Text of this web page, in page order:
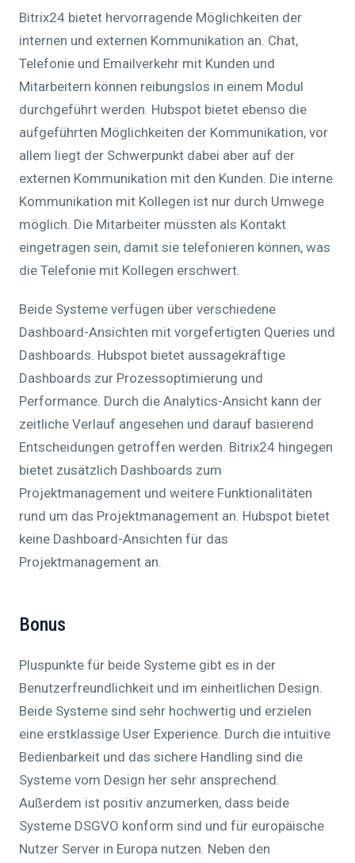
Bitrix24 bietet hervorragende Möglichkeiten der
internen und externen Kommunikation an. Chat,
Telefonie und Emailverkehr mit Kunden und
Mitarbeitern können reibungslos in einem Modul
durchgeführt werden. Hubspot bietet ebenso die
aufgeführten Möglichkeiten der Kommunikation, vor
allem liegt der Schwerpunkt dabei aber auf der
externen Kommunikation mit den Kunden. Die interne
Kommunikation mit Kollegen ist nur durch Umwege
möglich. Die Mitarbeiter müssten als Kontakt
eingetragen sein, damit sie telefonieren können, was
die Telefonie mit Kollegen erschwert.
Beide Systeme verfügen über verschiedene
Dashboard-Ansichten mit vorgefertigten Queries und
Dashboards. Hubspot bietet aussagekräftige
Dashboards zur Prozessoptimierung und
Performance. Durch die Analytics-Ansicht kann der
zeitliche Verlauf angesehen und darauf basierend
Entscheidungen getroffen werden. Bitrix24 hingegen
bietet zusätzlich Dashboards zum
Projektmanagement und weitere Funktionalitäten
rund um das Projektmanagement an. Hubspot bietet
keine Dashboard-Ansichten für das
Projektmanagement an.
Bonus
Pluspunkte für beide Systeme gibt es in der
Benutzerfreundlichkeit und im einheitlichen Design.
Beide Systeme sind sehr hochwertig und erzielen
eine erstklassige User Experience. Durch die intuitive
Bedienbarkeit und das sichere Handling sind die
Systeme vom Design her sehr ansprechend.
Außerdem ist positiv anzumerken, dass beide
Systeme DSGVO konform sind und für europäische
Nutzer Server in Europa nutzen. Neben den